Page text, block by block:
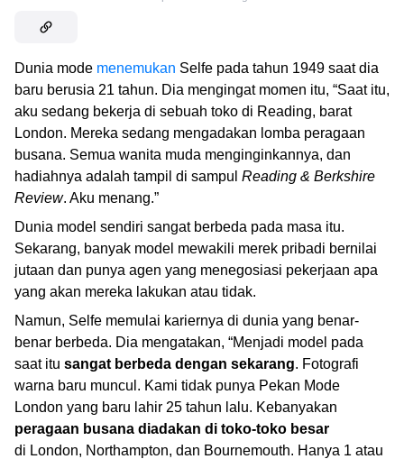
Dunia mode menemukan Selfe pada tahun 1949 saat dia
baru berusia 21 tahun. Dia mengingat momen itu, “Saat itu,
aku sedang bekerja di sebuah toko di Reading, barat
London. Mereka sedang mengadakan lomba peragaan
busana. Semua wanita muda menginginkannya, dan
hadiahnya adalah tampil di sampul Reading & Berkshire
Review. Aku menang.”
Dunia model sendiri sangat berbeda pada masa itu.
Sekarang, banyak model mewakili merek pribadi bernilai
jutaan dan punya agen yang menegosiasi pekerjaan apa
yang akan mereka lakukan atau tidak.
Namun, Selfe memulai kariernya di dunia yang benar-
benar berbeda. Dia mengatakan, “Menjadi model pada
saat itu sangat berbeda dengan sekarang. Fotografi
warna baru muncul. Kami tidak punya Pekan Mode
London yang baru lahir 25 tahun lalu. Kebanyakan
peragaan busana diadakan di toko-toko besar
di London, Northampton, dan Bournemouth. Hanya 1 atau